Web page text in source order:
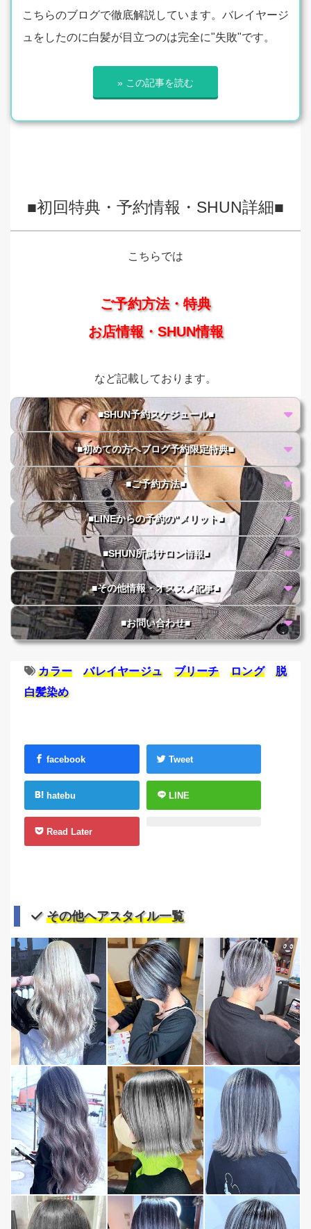
こちらのブログで徹底解説しています。バレイヤージ
ュをしたのに白髪が目立つのは完全に"失敗"です。
» この記事を読む
■初回特典・予約情報・SHUN詳細■
こちらでは
ご予約方法・特典
お店情報・SHUN情報
など記載しております。
■SHUN予約スケジュール■
■初めての方へブログ予約限定特典■
■ご予約方法■
■LINEからの予約の"メリット■
■SHUN所属サロン情報■
■その他情報・オススメ記事■
■お問い合わせ■
カラー バレイヤージュ ブリーチ ロング
脱
白髪染め
facebook Tweet
hatebu LINE
Read Later
その他ヘアスタイル一覧